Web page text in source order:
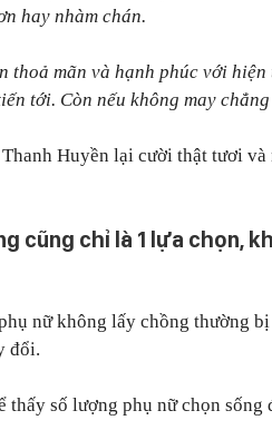
hay nhàm chán.
thoả mãn và hạnh phúc với
tới. Còn nếu không may
Huyền lại cười thật tươi và
cũng chỉ là 1 lựa chọn,
nữ không lấy chồng thường
đổi.
thấy số lượng phụ nữ chọn sống